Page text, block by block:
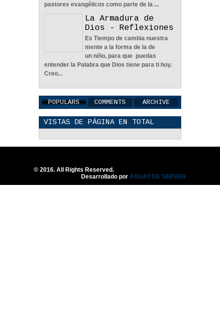
En Busca De La Pareja
Adecuada - Reflexión
2022 0
Una Familia Unida Es
pastores evangélicos como parte de la ...
La Armadura de
Dios - Reflexiones
Es Tiempo de cambia nuestra
mente a la forma de la de
un niño, para que puedas
entender la Palabra que Dios tiene para ti hoy.
Creo...
POPULARS COMMENTS ARCHIVE
VISTAS DE PÁGINA EN TOTAL
© 2016. All Rights Reserved.
Desarrollado por AGUAYTIA SERVER